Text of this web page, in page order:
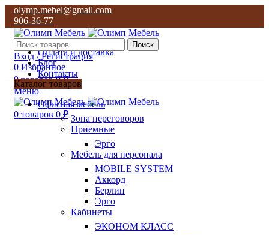
olymp.mebel@gmail.com
906-36-77
О нас
Оплата и доставка
Блог
Контакты
906-36-77
Поиск
Вход / Регистрация
0 Избранное
0товаров 0₽
Меню
0 товаров 0 ₽
Каталог товаров
Офисная мебель
Зона переговоров
Приемные
Эрго
Мебель для персонала
MOBILE SYSTEM
Аккорд
Берлин
Эрго
Кабинеты
ЭКОНОМ КЛАСС